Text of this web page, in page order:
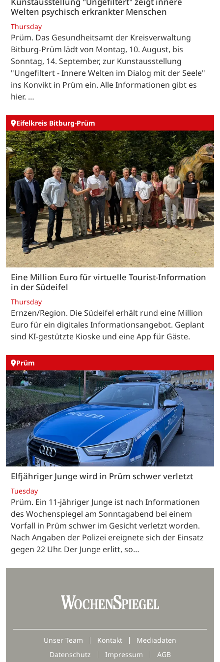
Welten psychisch erkrankter Menschen
Thursday
Prüm. Das Gesundheitsamt der Kreisverwaltung
Bitburg-Prüm lädt von Montag, 10. August, bis
Sonntag, 14. September, zur Kunstausstellung
"Ungefiltert - Innere Welten im Dialog mit der Seele"
ins Konvikt in Prüm ein. Alle Informationen gibt es
hier. …
Eifelkreis Bitburg-Prüm
Eine Million Euro für virtuelle Tourist-Information
in der Südeifel
Thursday
Ernzen/Region. Die Südeifel erhält rund eine Million
Euro für ein digitales Informationsangebot. Geplant
sind KI-gestützte Kioske und eine App für Gäste.
Prüm
Elfjähriger Junge wird in Prüm schwer verletzt
Tuesday
Prüm. Ein 11-jähriger Junge ist nach Informationen
des Wochenspiegel am Sonntagabend bei einem
Vorfall in Prüm schwer im Gesicht verletzt worden.
Nach Angaben der Polizei ereignete sich der Einsatz
gegen 22 Uhr. Der Junge erlitt, so…
Unser Team Kontakt
Mediadaten
Datenschutz
Impressum AGB